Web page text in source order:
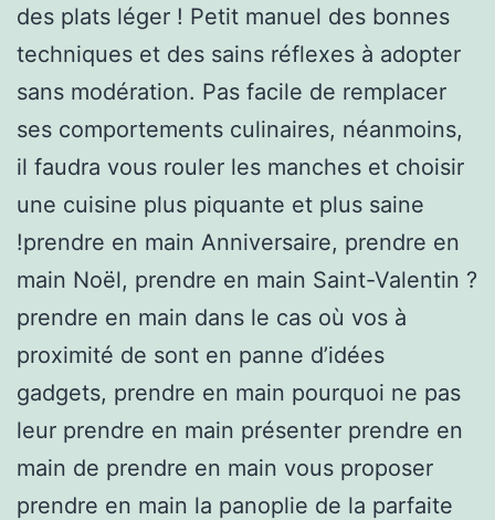
des plats léger ! Petit manuel des bonnes
techniques et des sains réflexes à adopter
sans modération. Pas facile de remplacer
ses comportements culinaires, néanmoins,
il faudra vous rouler les manches et choisir
une cuisine plus piquante et plus saine
!prendre en main Anniversaire, prendre en
main Noël, prendre en main Saint-Valentin ?
prendre en main dans le cas où vos à
proximité de sont en panne d’idées
gadgets, prendre en main pourquoi ne pas
leur prendre en main présenter prendre en
main de prendre en main vous proposer
prendre en main la panoplie de la parfaite